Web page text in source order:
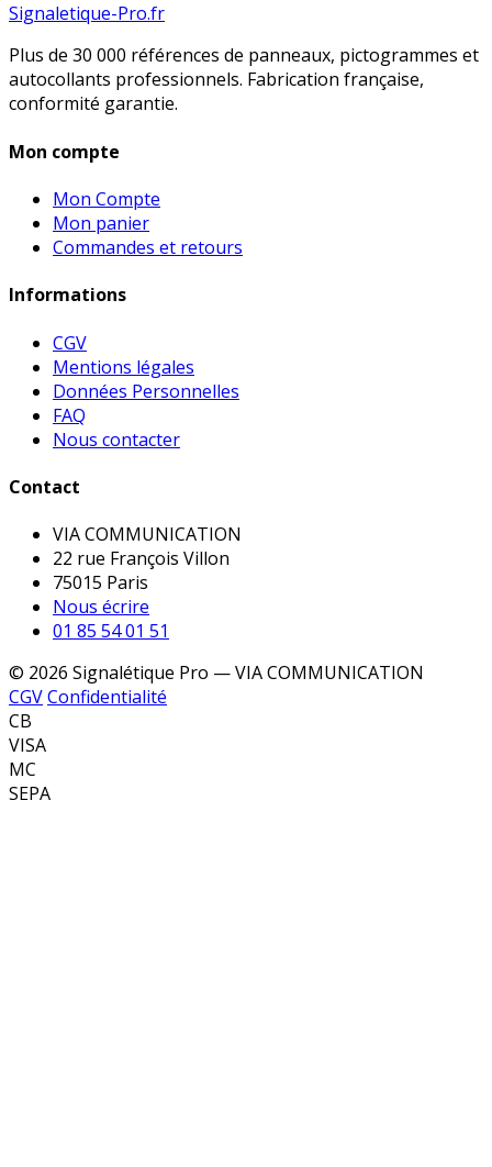
Signaletique-Pro.fr
Plus de 30 000 références de panneaux, pictogrammes et
autocollants professionnels. Fabrication française,
conformité garantie.
Mon compte
Mon Compte
Mon panier
Commandes et retours
Informations
CGV
Mentions légales
Données Personnelles
FAQ
Nous contacter
Contact
VIA COMMUNICATION
22 rue François Villon
75015 Paris
Nous écrire
01 85 54 01 51
© 2026 Signalétique Pro — VIA COMMUNICATION
CGVConfidentialité
CB
VISA
MC
SEPA